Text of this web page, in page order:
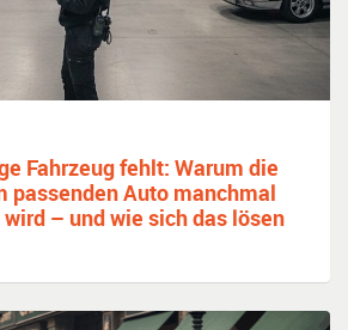
Fahrzeug fehlt: Warum die
passenden Auto manchmal
– und wie sich das lösen